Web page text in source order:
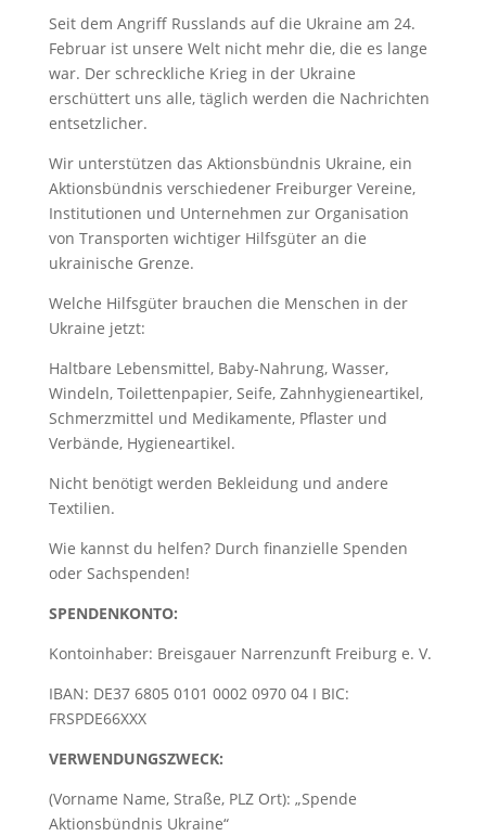
Seit dem Angriff Russlands auf die Ukraine am 24.
Februar ist unsere Welt nicht mehr die, die es lange
war. Der schreckliche Krieg in der Ukraine
erschüttert uns alle, täglich werden die Nachrichten
entsetzlicher.
Wir unterstützen das Aktionsbündnis Ukraine, ein
Aktionsbündnis verschiedener Freiburger Vereine,
Institutionen und Unternehmen zur Organisation
von Transporten wichtiger Hilfsgüter an die
ukrainische Grenze.
Welche Hilfsgüter brauchen die Menschen in der
Ukraine jetzt:
Haltbare Lebensmittel, Baby-Nahrung, Wasser,
Windeln, Toilettenpapier, Seife, Zahnhygieneartikel,
Schmerzmittel und Medikamente, Pflaster und
Verbände, Hygieneartikel.
Nicht benötigt werden Bekleidung und andere
Textilien.
Wie kannst du helfen? Durch finanzielle Spenden
oder Sachspenden!
SPENDENKONTO:
Kontoinhaber: Breisgauer Narrenzunft Freiburg e. V.
IBAN: DE37 6805 0101 0002 0970 04 I BIC:
FRSPDE66XXX
VERWENDUNGSZWECK:
(Vorname Name, Straße, PLZ Ort): „Spende
Aktionsbündnis Ukraine“